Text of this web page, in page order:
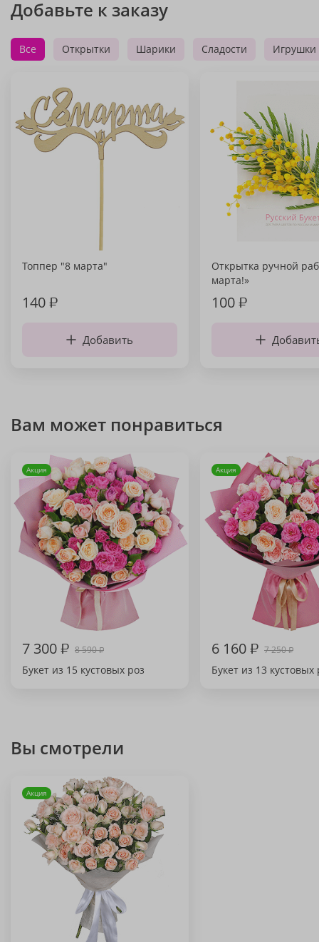
Добавьте к заказу
Все Открытки Шарики Сладости Игрушки
Топпер "8 марта"
140₽
Добавить
Открытка ручной
марта!»
100₽
Вам может понравиться
Акция
7 300₽ 8 590₽
Букет из 15 кустовых роз
Акция
6 160₽ 7 250₽
Букет из 13 кустовых
Вы смотрели
Акция